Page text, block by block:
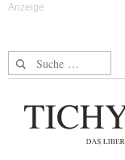
Suche nach: